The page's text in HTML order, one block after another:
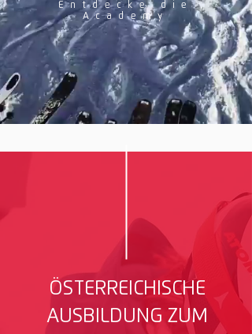
Entdecke die
Academy
Unabhängig von Nationalität, Alter oder
Kultur - im Schnee entstehen
Freundschaften. Aus unserer
Begeisterung für den Schneesport ist
die Snowsports Academy entstanden –
mit dem Ziel, Menschen zu
professionellen Skilehrern und
ÖSTERREICHISCHE
AUSBILDUNG ZUM